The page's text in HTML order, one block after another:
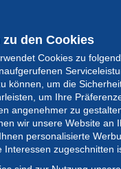
den Cookies
Cookies zu
können, um die
um Ihre
angenehmer zu
wir unsere Website an
personalisierte
Interessen zugeschnitten